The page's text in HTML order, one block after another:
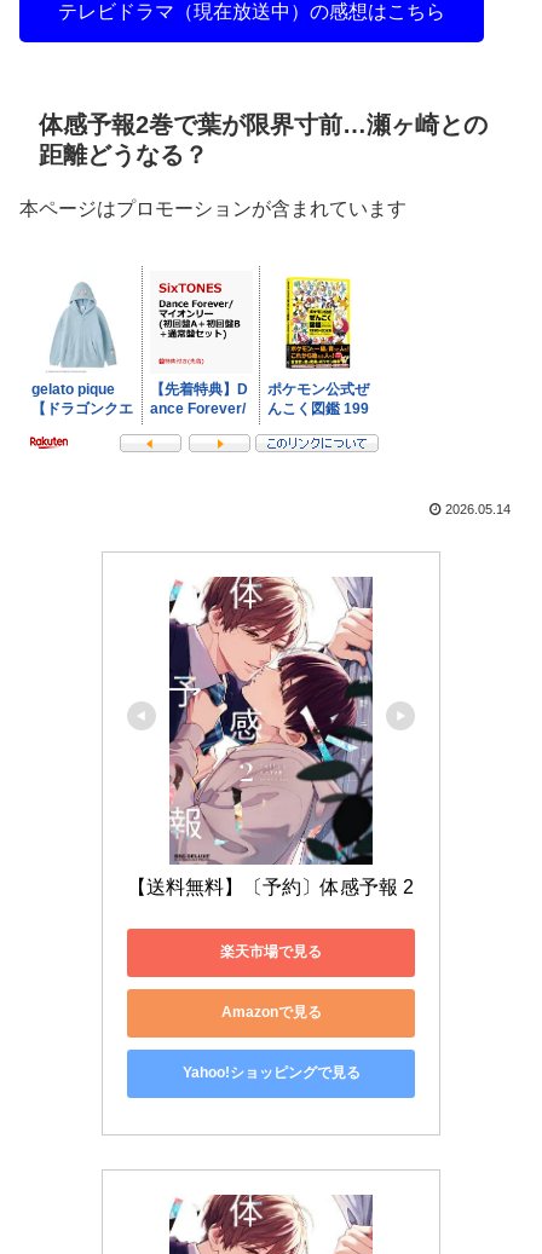
テレビドラマ（現在放送中）の感想はこちら
体感予報2巻で葉が限界寸前…瀬ヶ崎との
距離どうなる？
本ページはプロモーションが含まれています
2026.05.14
【送料無料】〔予約〕体感予報 2
楽天市場で見る
Amazonで見る
Yahoo!ショッピングで見る